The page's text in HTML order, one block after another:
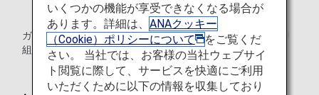
ガチャガチャを使った、神戸空港ならではの社会貢献の取り
組みをご紹介します。
いくつかの機能が享受できなくなる場合が
あります。詳細は、 ANAクッキー
（Cookie）ポリシーについて
をご覧くだ
さい。 当社では、お客様の当社ウェブサイ
ト閲覧に際して、サービスを快適にご利用
いただくために以下の情報を収集しており